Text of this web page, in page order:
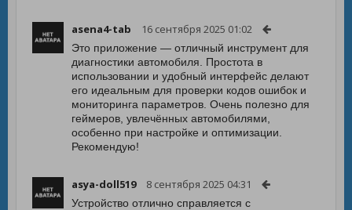
asena4-tab 16 сентября 2025 01:02
Это приложение — отличный инструмент для
диагностики автомобиля. Простота в
использовании и удобный интерфейс делают
его идеальным для проверки кодов ошибок и
мониторинга параметров. Очень полезно для
геймеров, увлечённых автомобилями,
особенно при настройке и оптимизации.
Рекомендую!
asya-doll519 8 сентября 2025 04:31
Устройство отлично справляется с